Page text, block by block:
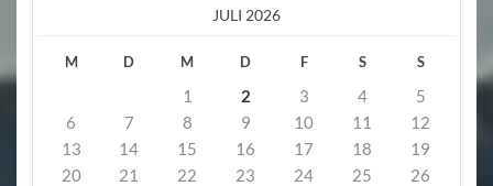
JULI 2026
M D M D F S S
1 2 3 4
5
6
7 8 9 10 11
12
13
14 15 16 17 18
19
20
21 22 23 24 25
26